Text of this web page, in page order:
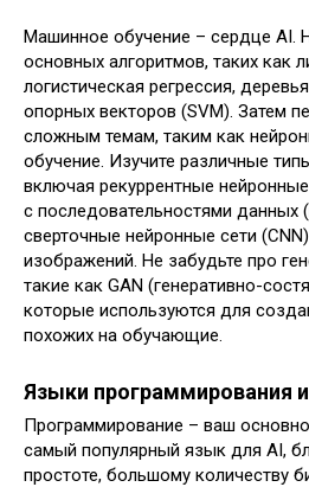
Машинное обучение – сердце AI.
основных алгоритмов, таких как
логистическая регрессия,
опорных векторов (SVM). Затем
сложным темам, таким как
обучение. Изучите различные
включая рекуррентные
с последовательностями данных
сверточные нейронные сети
изображений. Не забудьте про
такие как GAN (генеративно-
которые используются для
похожих на обучающие.
Языки программирования
Программирование – ваш
самый популярный язык для AI,
простоте, большому количеству